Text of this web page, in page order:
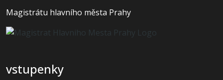
Magistrátu hlavního města Prahy
vstupenky